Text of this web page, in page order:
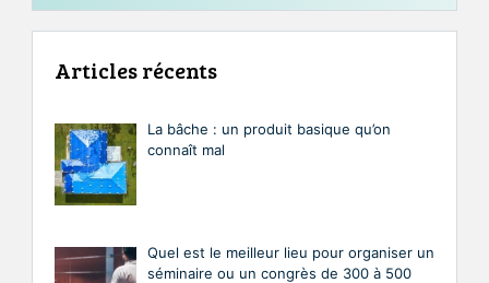
Articles récents
La bâche : un produit basique qu’on
connaît mal
Quel est le meilleur lieu pour organiser un
séminaire ou un congrès de 300 à 500